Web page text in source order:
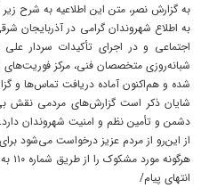
به گزارش نصر، متن این اطلاعیه به شرح
به اطلاع شهروندان گرامی در آذربایجان
اجتماعی و در اجرای تأکیدات سردار علی
شده و هم‌اکنون آماده دریافت تماس‌ها و
شایان ذکر است گزارش‌های مردمی نقش
دشمن و تأمین نظم و امنیت شهروندان دارد.
از این‌رو از مردم عزیز درخواست می‌شود
هرگونه مورد مشکوک را از طریق شماره ۱۱۰ به پلیس اطلاع دهند.
انتهای پیام/